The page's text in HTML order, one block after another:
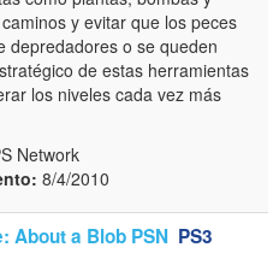
y evitar que los peces
depredadores o se queden
de estas herramientas
los niveles cada vez más
Network
8/4/2010
About a Blob PSN PS3